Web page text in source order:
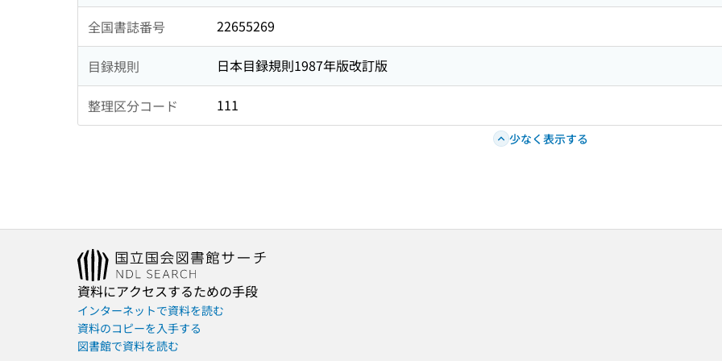
全国書誌番号 22655269
目録規則 日本目録規則1987年版改訂版
整理区分コード 111
少なく表示する
資料にアクセスするための手段
インターネットで資料を読む
資料のコピーを入手する
図書館で資料を読む